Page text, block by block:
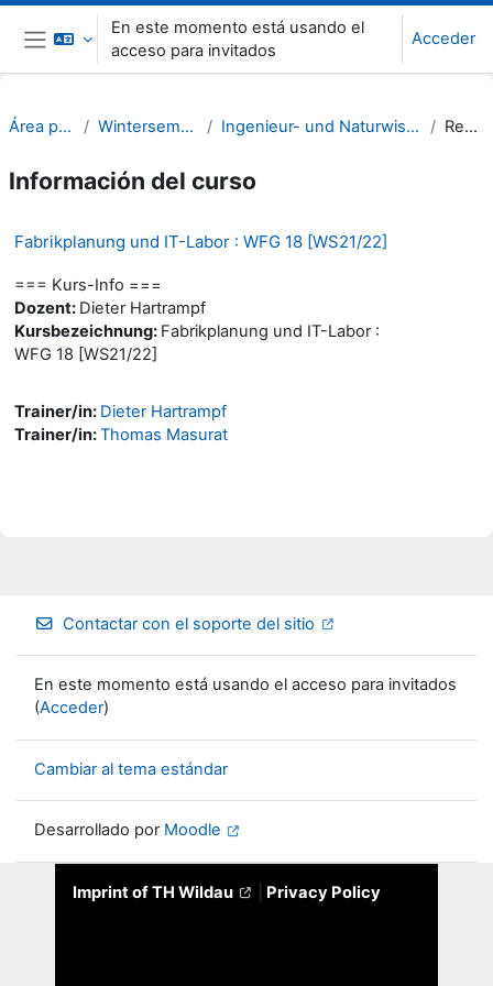
Salta al contenido principal
Panel lateral
En este momento está usando el
acceso para invitados
Acceder
Área personal Wintersemester 21/22 Ingenieur- und Naturwissenschaften (INW) Resumen
Información del curso
Fabrikplanung und IT-Labor : WFG 18 [WS21/22]
=== Kurs-Info ===
Dozent: Dieter Hartrampf
Kursbezeichnung: Fabrikplanung und IT-Labor :
WFG 18 [WS21/22]
Trainer/in: Dieter Hartrampf
Trainer/in:Thomas Masurat
Contactar con el soporte del sitio
En este momento está usando el acceso para invitados
(Acceder)
Cambiar al tema estándar
Desarrollado por Moodle
Imprint of TH Wildau Privacy Policy